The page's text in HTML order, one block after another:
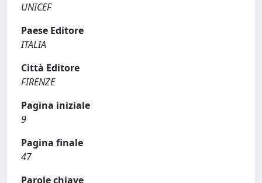
UNICEF
Paese Editore
ITALIA
Città Editore
FIRENZE
Pagina iniziale
9
Pagina finale
47
Parole chiave